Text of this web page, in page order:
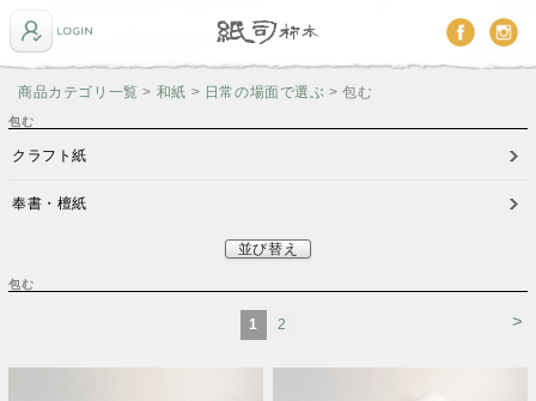
商品カテゴリ一覧 > 和紙 > 日常の場面で選ぶ > 包む
包む
クラフト紙
奉書・檀紙
並び替え
包む
>
1 2